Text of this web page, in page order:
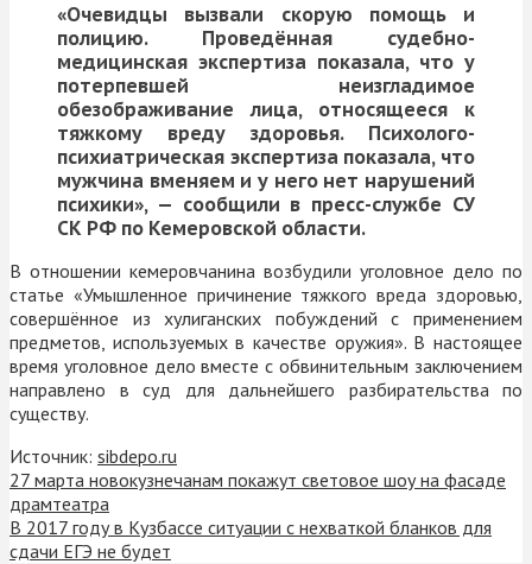
«Очевидцы вызвали скорую помощь и
полицию. Проведённая судебно-
медицинская экспертиза показала, что у
потерпевшей неизгладимое
обезображивание лица, относящееся к
тяжкому вреду здоровья. Психолого-
психиатрическая экспертиза показала, что
мужчина вменяем и у него нет нарушений
психики», — сообщили в пресс-службе СУ
СК РФ по Кемеровской области.
В отношении кемеровчанина возбудили уголовное дело по
статье «Умышленное причинение тяжкого вреда здоровью,
совершённое из хулиганских побуждений с применением
предметов, используемых в качестве оружия».В настоящее
время уголовное дело вместе с обвинительным заключением
направлено в суд для дальнейшего разбирательства по
существу.
Источник: sibdepo.ru
27 марта новокузнечанам покажут световое шоу на фасаде
драмтеатра
В 2017 году в Кузбассе ситуации с нехваткой бланков для
сдачи ЕГЭ не будет